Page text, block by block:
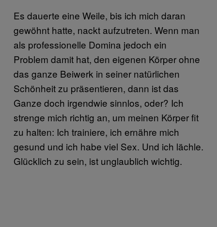
Es dauerte eine Weile, bis ich mich daran
gewöhnt hatte, nackt aufzutreten. Wenn man
als professionelle Domina jedoch ein
Problem damit hat, den eigenen Körper ohne
das ganze Beiwerk in seiner natürlichen
Schönheit zu präsentieren, dann ist das
Ganze doch irgendwie sinnlos, oder? Ich
strenge mich richtig an, um meinen Körper fit
zu halten: Ich trainiere, ich ernähre mich
gesund und ich habe viel Sex. Und ich lächle.
Glücklich zu sein, ist unglaublich wichtig.